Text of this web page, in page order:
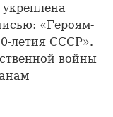
«Героям-
летия СССР».
войны